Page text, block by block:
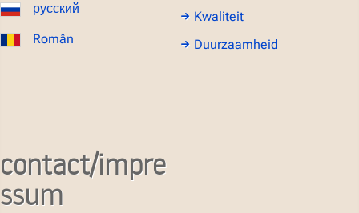
русский
Român
Kwaliteit
Duurzaamheid
contact/impre
ssum